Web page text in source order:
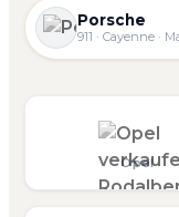
Porsche
911 · Cayenne ·
Opel